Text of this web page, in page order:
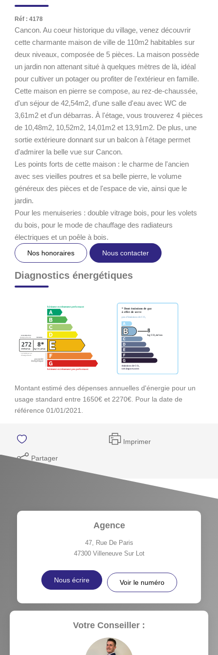
Réf : 4178
Cancon. Au coeur historique du village, venez découvrir
cette charmante maison de ville de 110m2 habitables sur
deux niveaux, composée de 5 pièces. La maison possède
un jardin non attenant situé à quelques mètres de là, idéal
pour cultiver un potager ou profiter de l'extérieur en famille.
Cette maison en pierre se compose, au rez-de-chaussée,
d'un séjour de 42,54m2, d'une salle d'eau avec WC de
3,61m2 et d'un débarras. À l'étage, vous trouverez 4 pièces
de 10,48m2, 10,52m2, 14,01m2 et 13,91m2. De plus, une
sortie extérieure donnant sur un balcon à l'étage permet
d'admirer la belle vue sur Cancon.
Les points forts de cette maison : le charme de l'ancien
avec ses vieilles poutres et sa belle pierre, le volume
généreux des pièces et de l'espace de vie, ainsi que le
jardin.
Pour les menuiseries : double vitrage bois, pour les volets
du bois, pour le mode de chauffage des radiateurs
électriques et un poêle à bois.
Nos honoraires Nous contacter
Diagnostics énergétiques
Montant estimé des dépenses annuelles d'énergie pour un
usage standard entre 1650€ et 2270€. Pour la date de
référence 01/01/2021.
Imprimer
Partager
Agence
47, Rue De Paris
47300 Villeneuve Sur Lot
Nous écrire Voir le numéro
Votre Conseiller :